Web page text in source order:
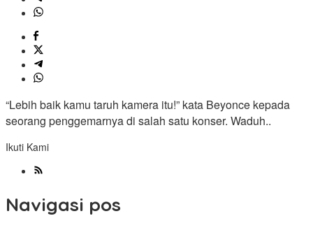
“Lebih baik kamu taruh kamera itu!” kata Beyonce kepada
seorang penggemarnya di salah satu konser. Waduh..
Ikuti Kami
Navigasi pos